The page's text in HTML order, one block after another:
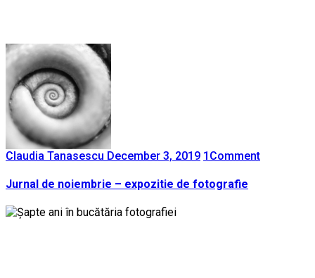
Claudia Tanasescu December 3, 2019 1 Comment
Jurnal de noiembrie – expozitie de fotografie